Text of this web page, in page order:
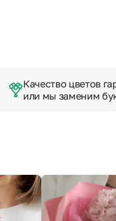
Качество цветов
или мы заменим